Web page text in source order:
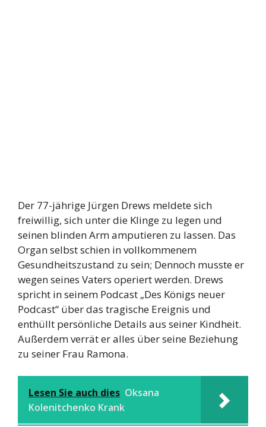
Der 77-jährige Jürgen Drews meldete sich
freiwillig, sich unter die Klinge zu legen und
seinen blinden Arm amputieren zu lassen. Das
Organ selbst schien in vollkommenem
Gesundheitszustand zu sein; Dennoch musste er
wegen seines Vaters operiert werden. Drews
spricht in seinem Podcast „Des Königs neuer
Podcast“ über das tragische Ereignis und
enthüllt persönliche Details aus seiner Kindheit.
Außerdem verrät er alles über seine Beziehung
zu seiner Frau Ramona.
Lesen Sie auch dies Oksana
Kolenitchenko Krank